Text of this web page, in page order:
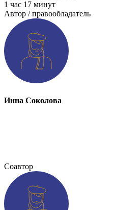
1 час 17 минут
Автор / правообладатель
Инна Соколова
Соавтор